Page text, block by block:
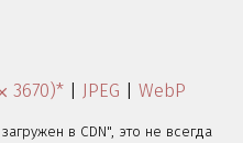
3670)* | JPEG | WebP
в CDN", это не всегда